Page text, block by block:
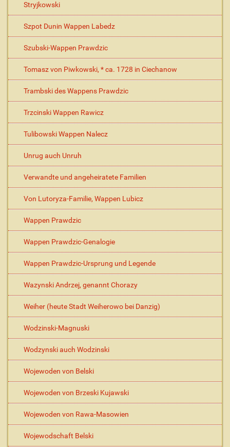
Stryjkowski
Szpot Dunin Wappen Labedz
Szubski-Wappen Prawdzic
Tomasz von Piwkowski, * ca. 1728 in Ciechanow
Trambski des Wappens Prawdzic
Trzcinski Wappen Rawicz
Tulibowski Wappen Nalecz
Unrug auch Unruh
Verwandte und angeheiratete Familien
Von Lutoryza-Familie, Wappen Lubicz
Wappen Prawdzic
Wappen Prawdzic-Genalogie
Wappen Prawdzic-Ursprung und Legende
Wazynski Andrzej, genannt Chorazy
Weiher (heute Stadt Weiherowo bei Danzig)
Wodzinski-Magnuski
Wodzynski auch Wodzinski
Wojewoden von Belski
Wojewoden von Brzeski Kujawski
Wojewoden von Rawa-Masowien
Wojewodschaft Belski